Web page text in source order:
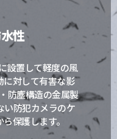
性
設置して軽度の風
に対して有害な影
防塵構造の金属製
い防犯カメラのケ
保護します。